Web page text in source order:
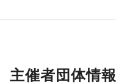
主催者団体情報